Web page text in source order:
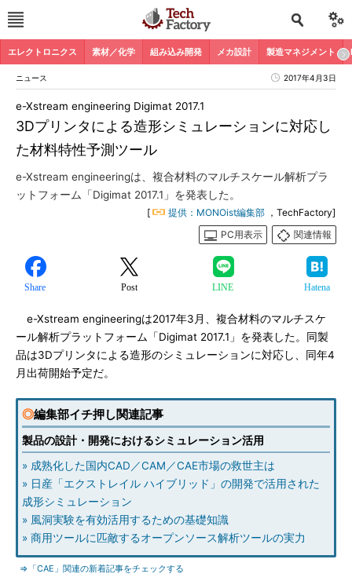
エレクトロニクス 素材／化学 組み込み開発 メカ設計 製造マネジメント
ニュース 2017年4月3日
3Dプリンタによる造形シミュレーションに対応し
た材料特性予測ツール
e-Xstream engineering Digimat 2017.1
e-Xstream engineeringは、複合材料のマルチスケール解析プラ
ットフォーム「Digimat 2017.1」を発表した。
[ 提供：MONOist編集部 ，TechFactory]
PC用表示
関連情報
Share Post LINE Hatena
e-Xstream engineeringは2017年3月、複合材料のマルチスケ
ール解析プラットフォーム「Digimat 2017.1」を発表した。同製
品は3Dプリンタによる造形のシミュレーションに対応し、同年4
月出荷開始予定だ。
◎編集部イチ押し関連記事
製品の設計・開発におけるシミュレーション活用
» 成熟化した国内CAD／CAM／CAE市場の救世主は
» 日産「エクストレイル ハイブリッド」の開発で活用された
成形シミュレーション
» 風洞実験を有効活用するための基礎知識
» 商用ツールに匹敵するオープンソース解析ツールの実力
⇒「CAE」関連の新着記事をチェックする